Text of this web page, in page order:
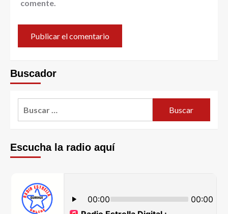
comente.
Buscador
Escucha la radio aquí